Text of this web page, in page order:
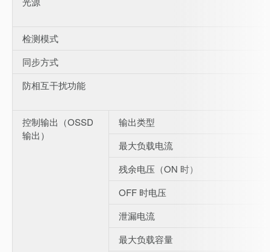
检测模式
同步方式
防相互干扰功能
控制输出（OSSD
输出）
输出类型
最大负载电流
残余电压（ON 时）
OFF 时电压
泄漏电流
最大负载容量